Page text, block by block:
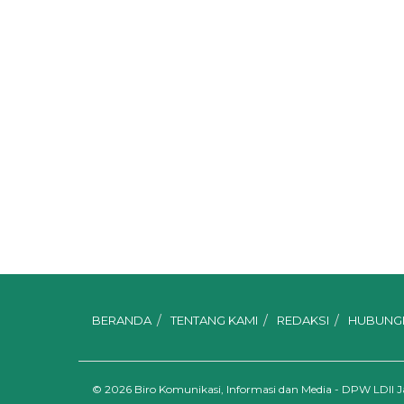
BERANDA TENTANG KAMI REDAKSI
© 2026 Biro Komunikasi, Informasi dan Media - DPW LDII